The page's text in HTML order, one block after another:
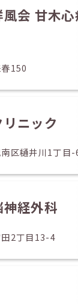
会 甘木心
150
ニック
区樋井川1丁目
経外科
2丁目13-4